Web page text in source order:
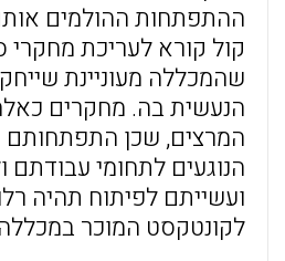
ההתפתחות ההולמים
קול קורא לעריכת מחקרי
שהמכללה מעוניינת
הנעשית בה. מחקרים
המרצים, שכן
הנוגעים לתחומי עבודתם
ועשייתם לפיתוח תהיה
לקונטקסט המוכר